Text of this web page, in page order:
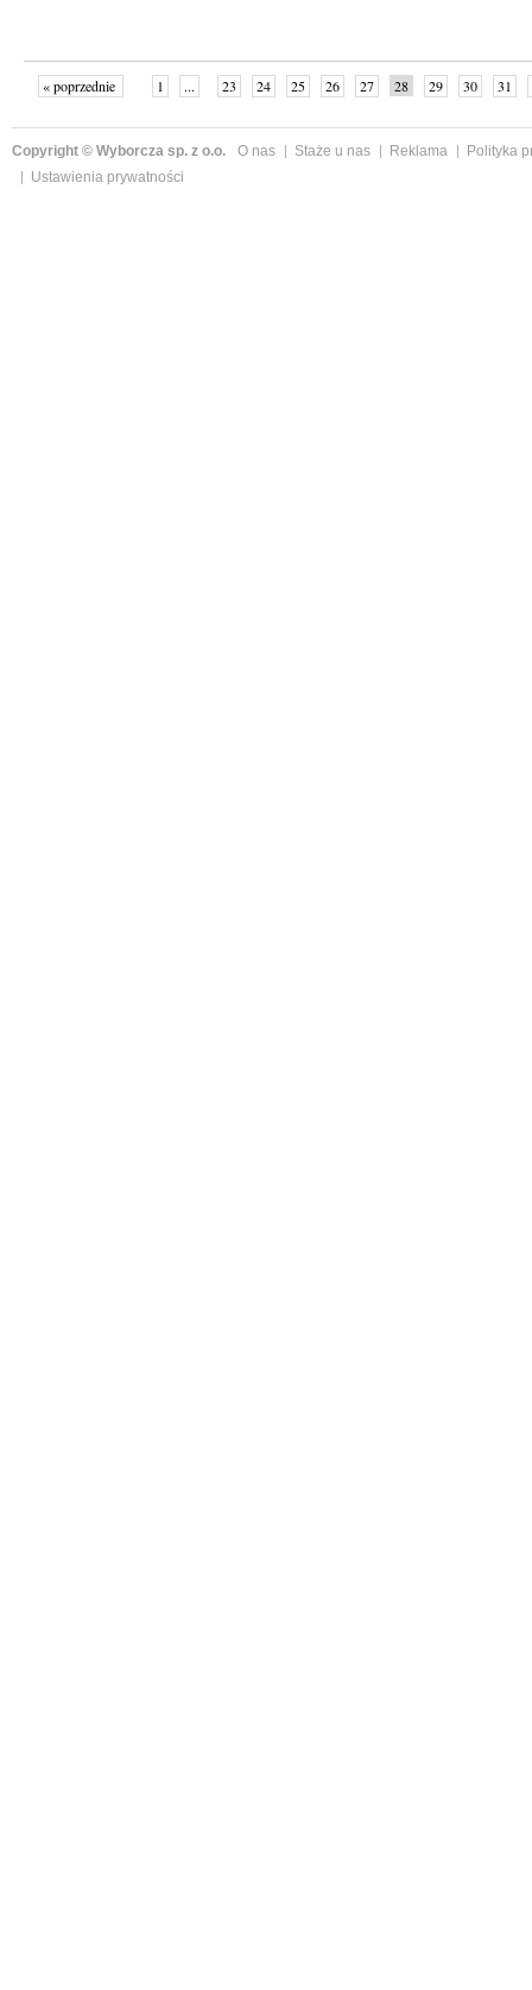
« poprzednie 1 ... 23 24 25 26 27 28 29 30 31
Copyright © Wyborcza sp. z o.o. O nas Staże u nas Reklama
Polityka
Ustawienia prywatności